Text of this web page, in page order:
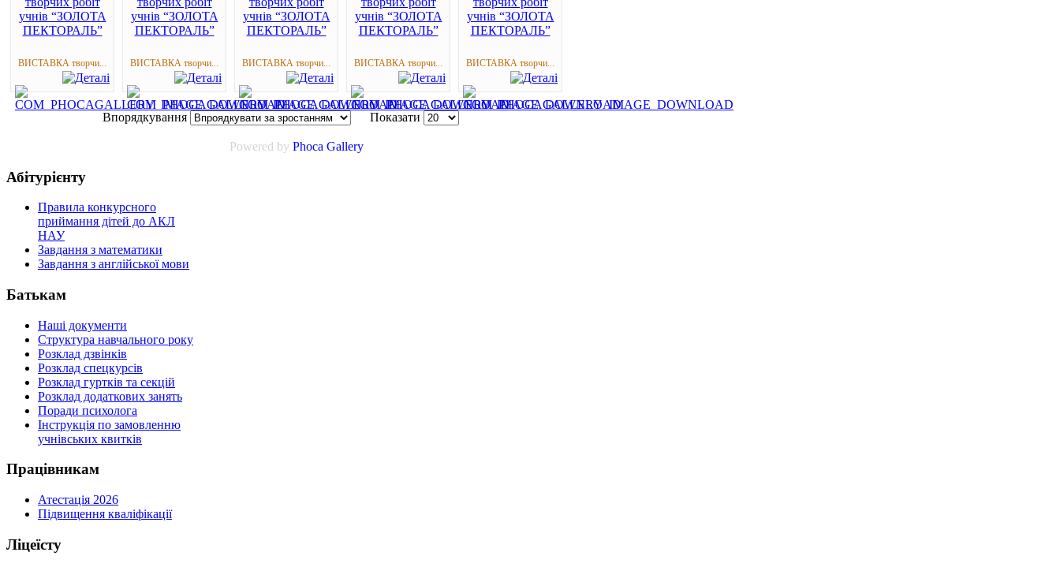
ВИСТАВКА творчи... ВИСТАВКА творчи... ВИСТАВКА творчи... ВИСТАВКА творчи... ВИСТАВКА творчи...
Впорядкування Показати
Powered by Phoca Gallery
Абітурієнту
Правила конкурсного
приймання дітей до АКЛ
НАУ
Завдання з математики
Завдання з англійської мови
Батькам
Наші документи
Структура навчального року
Розклад дзвінків
Розклад спецкурсiв
Розклад гуртків та секцій
Розклад додаткових занять
Поради психолога
Інструкція по замовленню
учнівських квитків
Працівникам
Атестація 2026
Підвищення кваліфікації
Ліцеїсту